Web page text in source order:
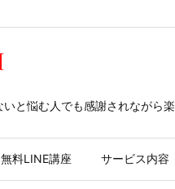
と悩む人でも感謝されながら
無料LINE講座 サービス内容